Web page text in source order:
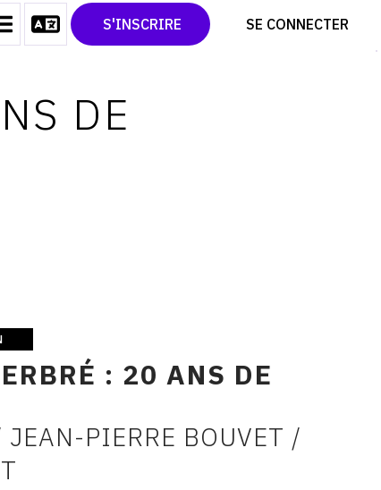
S'INSCRIRE SE CONNECTER
CGU
TWITTER
PINTEREST
DE
: 20 ANS DE
JEAN-PIERRE BOUVET /